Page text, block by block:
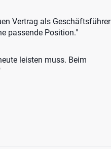
Vertrag als Geschäftsführer
passende Position."
leisten muss. Beim